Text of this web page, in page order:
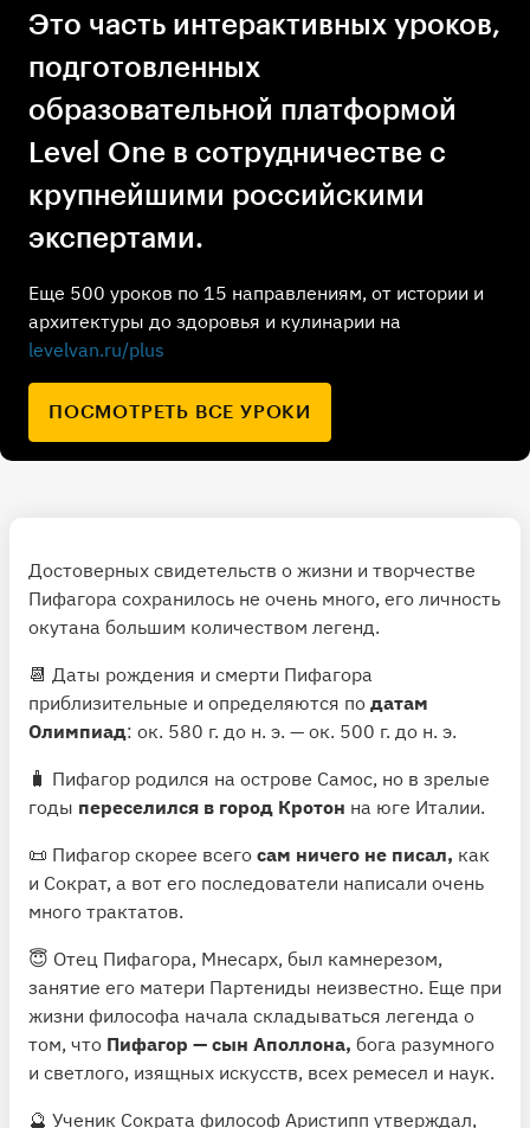
Это часть интерактивных уроков,
подготовленных
образовательной платформой
Level One в сотрудничестве с
крупнейшими российскими
экспертами.
Еще 500 уроков по 15 направлениям, от истории и
архитектуры до здоровья и кулинарии на
levelvan.ru/plus
ПОСМОТРЕТЬ ВСЕ УРОКИ
Достоверных свидетельств о жизни и творчестве
Пифагора сохранилось не очень много, его личность
окутана большим количеством легенд.
📆 Даты рождения и смерти Пифагора
приблизительные и определяются по датам
Олимпиад: ок. 580 г. до н. э. — ок. 500 г. до н. э.
🧳 Пифагор родился на острове Самос, но в зрелые
годы переселился в город Кротон на юге Италии.
📜 Пифагор скорее всего сам ничего не писал, как
и Сократ, а вот его последователи написали очень
много трактатов.
😇 Отец Пифагора, Мнесарх, был камнерезом,
занятие его матери Партениды неизвестно. Еще при
жизни философа начала складываться легенда о
том, что Пифагор — сын Аполлона, бога разумного
и светлого, изящных искусств, всех ремесел и наук.
🔮 Ученик Сократа философ Аристипп утверждал,